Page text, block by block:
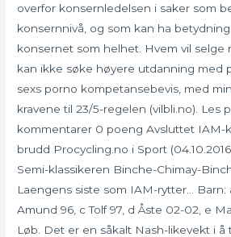
overfor konsernledelsen i saker som
konsernnivå, og som kan ha
konsernet som helhet. Hvem vil selge
kan ikke søke høyere utdanning med
sexs porno kompetansebevis, med
kravene til 23/5-regelen (vilbli.no). Les
kommentarer 0 poeng Avsluttet IAM-
brudd Procycling.no i Sport
Semi-klassikeren Binche-Chimay-
Laengens siste som IAM-rytter… Barn:
Amund 96, c Tolf 97, d Åste 02-02, e
Løb. Det er en såkalt Nash-likevekt i å